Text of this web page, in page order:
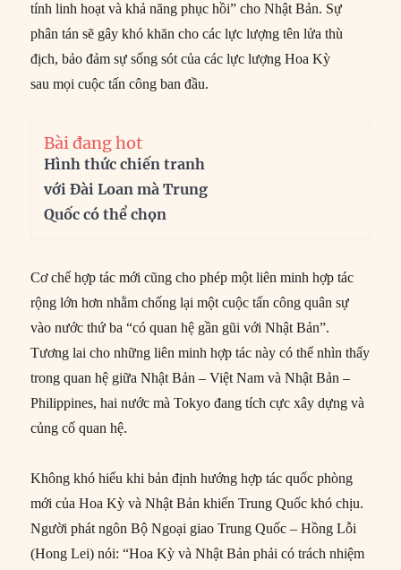
tính linh hoạt và khả năng phục hồi” cho Nhật Bản. Sự
phân tán sẽ gây khó khăn cho các lực lượng tên lửa thù
địch, bảo đảm sự sống sót của các lực lượng Hoa Kỳ
sau mọi cuộc tấn công ban đầu.
Bài đang hot
Hình thức chiến tranh
với Đài Loan mà Trung
Quốc có thể chọn
Cơ chế hợp tác mới cũng cho phép một liên minh hợp tác
rộng lớn hơn nhằm chống lại một cuộc tấn công quân sự
vào nước thứ ba “có quan hệ gần gũi với Nhật Bản”.
Tương lai cho những liên minh hợp tác này có thể nhìn thấy
trong quan hệ giữa Nhật Bản – Việt Nam và Nhật Bản –
Philippines, hai nước mà Tokyo đang tích cực xây dựng và
củng cố quan hệ.
Không khó hiểu khi bản định hướng hợp tác quốc phòng
mới của Hoa Kỳ và Nhật Bản khiến Trung Quốc khó chịu.
Người phát ngôn Bộ Ngoại giao Trung Quốc – Hồng Lỗi
(Hong Lei) nói: “Hoa Kỳ và Nhật Bản phải có trách nhiệm